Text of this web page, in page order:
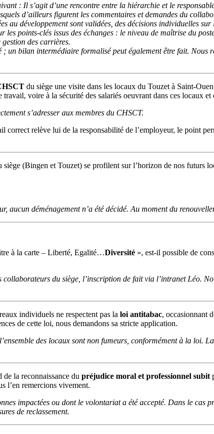
: Il s’agit d’une rencontre entre la hiérarchie et le
d’ailleurs figurent les commentaires et demandes du
au développement sont validées, des décisions individuelles
les points-clés issus des échanges : le niveau de maîtrise du
des carrières.
un bilan intermédiaire formalisé peut également être fait.
du siège une visite dans les locaux du Touzet à Saint-
voire à la sécurité des salariés oeuvrant dans ces locaux
s’adresser aux membres du CHSCT.
relève lui de la responsabilité de l’employeur, le point
siège (Bingen et Touzet) se profilent sur l’horizon de nos
aucun déménagement n’a été décidé. Au moment du
à la carte – Liberté, Egalité…Diversité », est-il possible de
collaborateurs du siège, l’inscription de fait via l’intranet Léo.
individuels ne respectent pas la loi antitabac, occasionnant
de cette loi, nous demandons sa stricte application.
des locaux sont non fumeurs, conformément à la loi.
la reconnaissance du préjudice moral et professionnel subit
l’en remercions vivement.
impactées ou dont le volontariat a été accepté. Dans le cas
de reclassement.